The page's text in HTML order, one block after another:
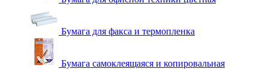
Бумага для факса и термопленка
Бумага самоклеящаяся и копировальная